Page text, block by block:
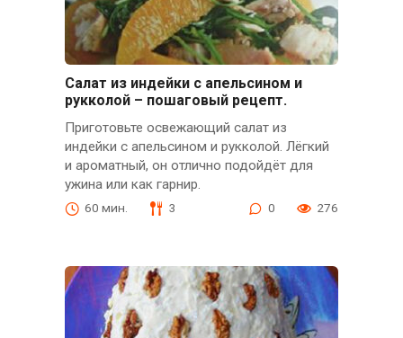
Салат из индейки с апельсином и
рукколой – пошаговый рецепт.
Приготовьте освежающий салат из
индейки с апельсином и рукколой. Лёгкий
и ароматный, он отлично подойдёт для
ужина или как гарнир.
60 мин. 3 0 276